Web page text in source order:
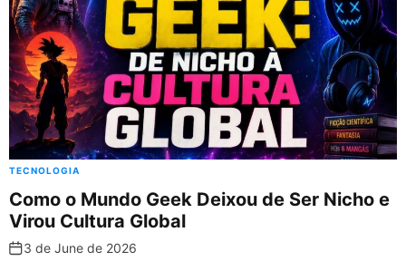
p
o
k
TECNOLOGIA
Como o Mundo Geek Deixou de Ser Nicho e
Virou Cultura Global
3 de June de 2026